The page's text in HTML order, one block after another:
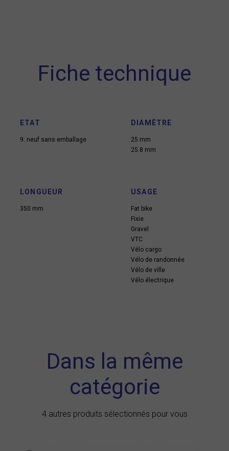
Fiche technique
ETAT
9: neuf sans emballage
DIAMÈTRE
25 mm
25.8 mm
LONGUEUR
350 mm
USAGE
Fat bike
Fixie
Gravel
VTC
Vélo cargo
Vélo de randonnée
Vélo de ville
Vélo électrique
Dans la même
catégorie
4 autres produits sélectionnés pour vous